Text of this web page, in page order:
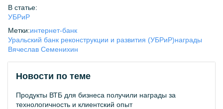
В статье:
УБРиР
Метки:интернет-банк
Уральский банк реконструкции и развития (УБРиР)награды
Вячеслав Семенихин
Новости по теме
Продукты ВТБ для бизнеса получили награды за
технологичность и клиентский опыт